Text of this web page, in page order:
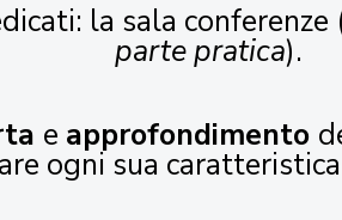
la sala conferenze
parte pratica).
e approfondimento
ogni sua